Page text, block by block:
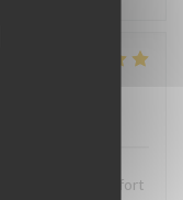
très agréable et fort